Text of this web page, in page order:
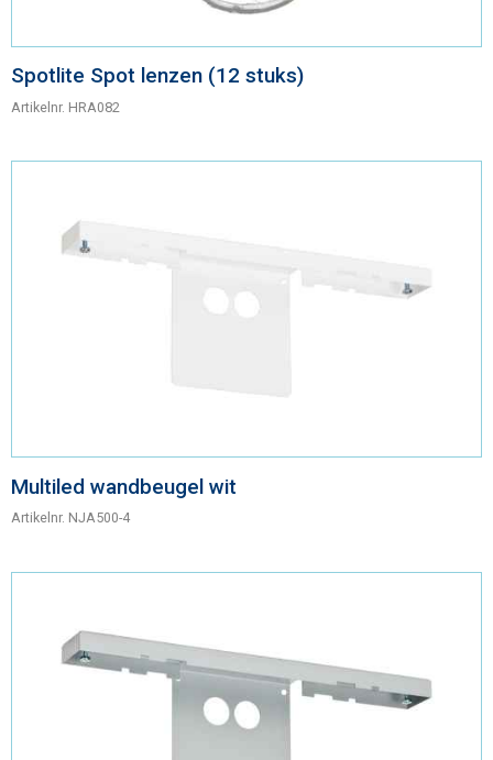
Spotlite Spot lenzen (12 stuks)
Artikelnr. HRA082
Multiled wandbeugel wit
Artikelnr. NJA500-4